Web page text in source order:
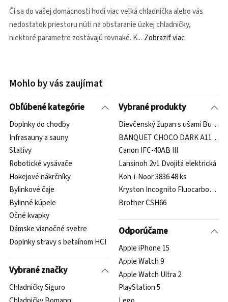
Či sa do vašej domácnosti hodí viac veľká chladnička alebo vás
nedostatok priestoru núti na obstaranie úzkej chladničky,
niektoré parametre zostávajú rovnaké. K
Zobraziť viac
Mohlo by vás zaujímať
Obľúbené kategórie
Doplnky do chodby
Infrasauny a sauny
Statívy
Robotické vysávače
Hokejové nákrčníky
Bylinkové čaje
Bylinné kúpele
Očné kvapky
Dámske vianočné svetre
Doplnky stravy s betaínom HCI
Vybrané značky
Chladničky Siguro
Vybrané produkty
Dievčenský župan s ušami Bunny
BANQUET CHOCO DARK A11612
Canon IFC-40AB III
Lansinoh 2v1 Dvojitá elektrická
Koh-i-Noor 3836 48 ks
Kryston Incognito Fluocarbon
Brother CSH66
Odporúčame
Apple iPhone 15
Apple Watch 9
Apple Watch Ultra 2
PlayStation 5